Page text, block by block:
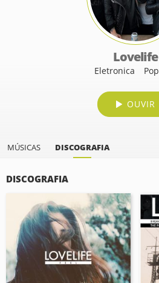
Lovelife
Eletronica Pop
OUVIR
MÚSICAS DISCOGRAFIA
DISCOGRAFIA